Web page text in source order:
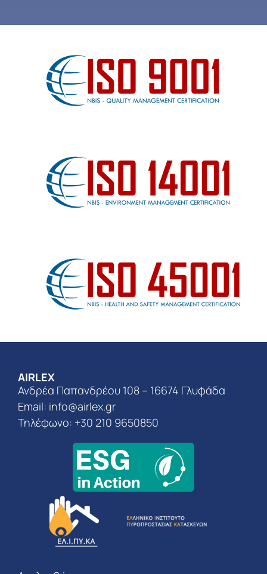
AIRLEX
Ανδρέα Παπανδρέου 108 – 16674 Γλυφάδα
Email: info@airlex.gr
Τηλέφωνο: +30 210 9650850